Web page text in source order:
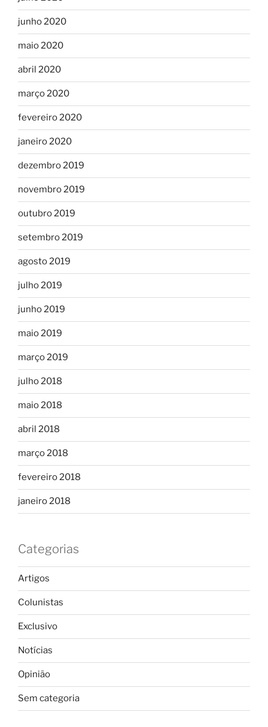
junho 2020
maio 2020
abril 2020
março 2020
fevereiro 2020
janeiro 2020
dezembro 2019
novembro 2019
outubro 2019
setembro 2019
agosto 2019
julho 2019
junho 2019
maio 2019
março 2019
julho 2018
maio 2018
abril 2018
março 2018
fevereiro 2018
janeiro 2018
Categorias
Artigos
Colunistas
Exclusivo
Notícias
Opinião
Sem categoria